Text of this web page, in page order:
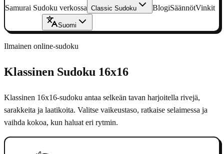
Samurai Sudoku verkossa Classic Sudoku BlogiSäännötVinkit
Pelaa nyt
Suomi
Ilmainen online-sudoku
Klassinen Sudoku 16x16
Klassinen 16x16-sudoku antaa selkeän tavan harjoitella rivejä,
sarakkeita ja laatikoita. Valitse vaikeustaso, ratkaise selaimessa ja
vaihda kokoa, kun haluat eri rytmin.